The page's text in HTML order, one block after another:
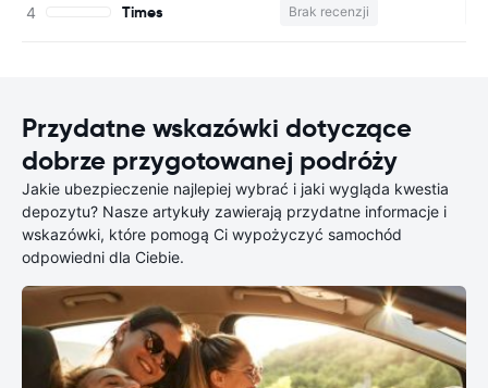
Times Brak recenzji
Przydatne wskazówki dotyczące
dobrze przygotowanej podróży
Jakie ubezpieczenie najlepiej wybrać i jaki wygląda kwestia
depozytu? Nasze artykuły zawierają przydatne informacje i
wskazówki, które pomogą Ci wypożyczyć samochód
odpowiedni dla Ciebie.